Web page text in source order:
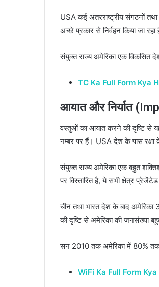
USA कई अंतरराष्ट्रीय संगठनों तथा
अच्छे प्रकार से निर्वहन किया जा रहा
संयुक्त राज्य अमेरिका एक विकसित
TC Ka Full Form Kya
आयात और निर्यात
वस्तुओं का आयात करने की दृष्टि से
नम्बर पर हैं। USA देश के पास रक्षा
संयुक्त राज्य अमेरिका एक बहुत
पर विस्तारित है, ये सभी क्षेत्र
चीन तथा भारत देश के बाद
की दृष्टि से अमेरिका की जनसंख्या
सन 2010 तक अमेरिका में 80% तक
WiFi Ka Full Form